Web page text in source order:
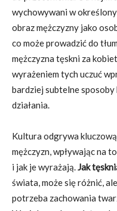
wychowywani w
obraz mężczyzny jako
co może prowadzić do
mężczyzna tęskni za
wyrażeniem tych uczuć
bardziej subtelne
działania.
Kultura odgrywa
mężczyzn, wpływając na
i jak je wyrażają.Jak
świata, może się różnić,
potrzeba zachowania